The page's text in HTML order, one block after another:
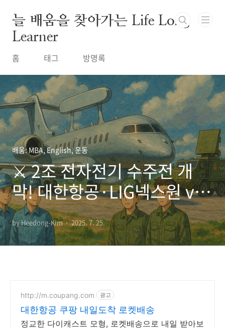
늘 배움을 찾아가는 Life Long
Learner
홈 태그 방명록
배움: MBA, English, 운동
⚔️ 2조 전자전기 수주전 개
막! 대한항공·LIG넥스원 vs
KAI·한화시스템
by Heedong-Kim 2025. 7. 25.
http://m.coupang.com 광고
대한항공 쿠팡 내일도착 로켓배송
정교한 다이캐스트 모형, 로켓배송으로 내일 받아보